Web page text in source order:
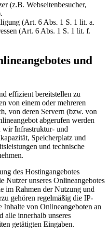
(z.B. Webseitenbesucher,
(Art. 6 Abs. 1 S. 1 lit. a.
(Art. 6 Abs. 1 S. 1 lit. f.
und
effizient bereitstellen zu
von einem oder mehreren
von deren Servern (bzw. von
abgerufen werden
wir Infrastruktur- und
Speicherplatz und
und technische
des Hostingangebotes
Nutzer unseres Onlineangebotes
im Rahmen der Nutzung und
gehören regelmäßig die IP-
Inhalte von Onlineangeboten an
alle innerhalb unseres
getätigten Eingaben.